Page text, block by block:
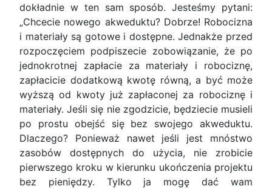
dokładnie w ten sam sposób. Jesteśmy pytani:
„Chcecie nowego akweduktu? Dobrze! Robocizna
i materiały są gotowe i dostępne. Jednakże przed
rozpoczęciem podpiszecie zobowiązanie, że po
jednokrotnej zapłacie za materiały i robociznę,
zapłacicie dodatkową kwotę równą, a być może
wyższą od kwoty już zapłaconej za robociznę i
materiały. Jeśli się nie zgodzicie, będziecie musieli
po prostu obejść się bez swojego akweduktu.
Dlaczego? Ponieważ nawet jeśli jest mnóstwo
zasobów dostępnych do użycia, nie zrobicie
pierwszego kroku w kierunku ukończenia projektu
bez pieniędzy. Tylko ja mogę dać wam